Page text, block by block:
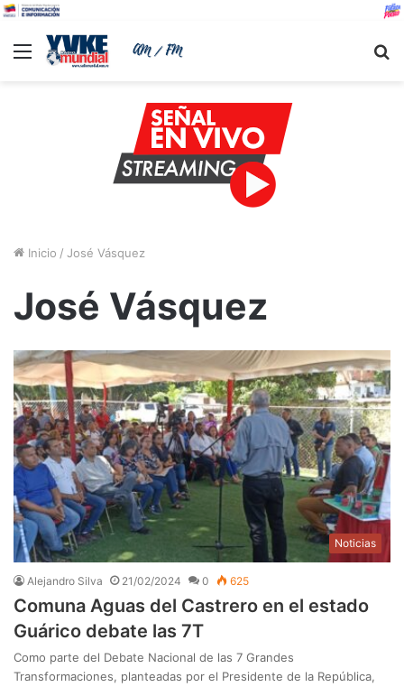
Menu
Inicio / José Vásquez
José Vásquez
Noticias
Alejandro Silva 21/02/2024 0 625
Comuna Aguas del Castrero en el estado
Guárico debate las 7T
Como parte del Debate Nacional de las 7 Grandes
Transformaciones, planteadas por el Presidente de la República,